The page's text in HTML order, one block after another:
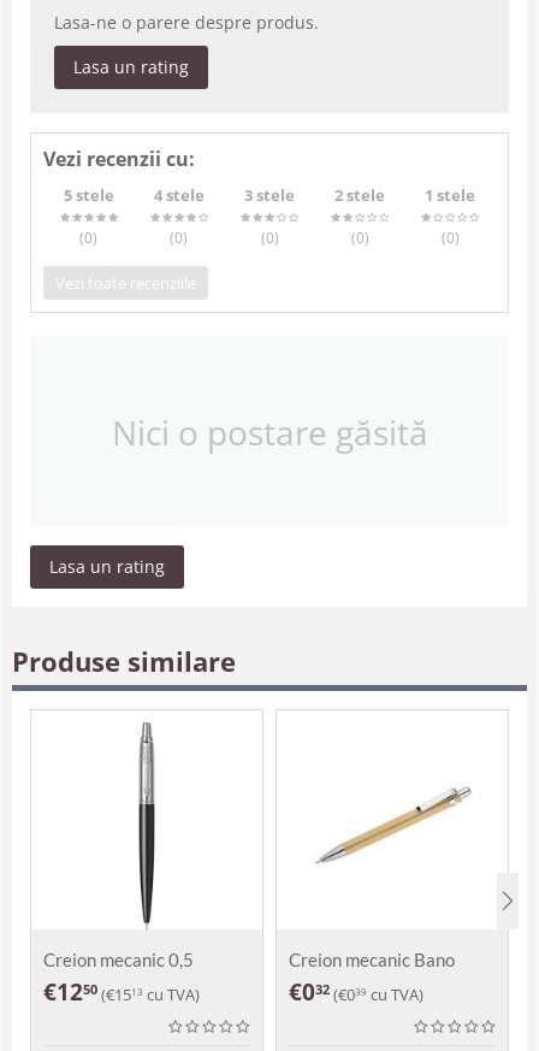
Lasa-ne o parere despre produs.
Lasa un rating
Vezi recenzii cu:
5 stele
(0)
4 stele
(0)
3 stele
(0)
2 stele
(0)
1 stele
(0)
Vezi toate recenziile
Nici o postare găsită
Lasa un rating
Produse similare
Creion mecanic 0,5
Parker Jotter Royal
€1250 (€1513 cu TVA)
Creion mecanic Bano
€032 (€039 cu TVA)